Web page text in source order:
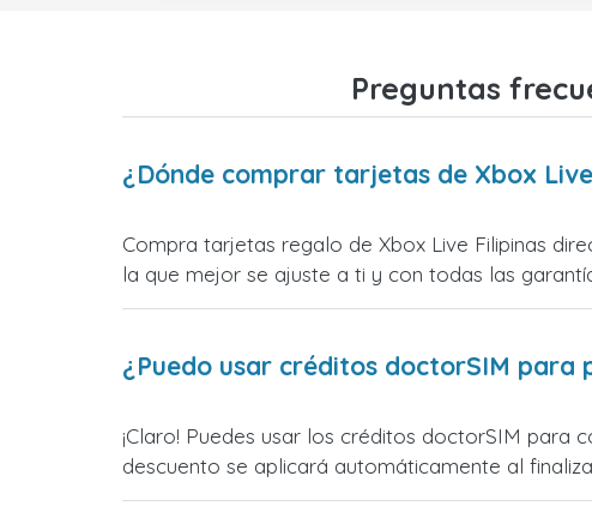
Preguntas
¿Dónde comprar tarjetas de Xbox
Compra tarjetas regalo de Xbox Live Filipinas
la que mejor se ajuste a ti y con todas las
¿Puedo usar créditos doctorSIM
¡Claro! Puedes usar los créditos doctorSIM para
descuento se aplicará automáticamente al